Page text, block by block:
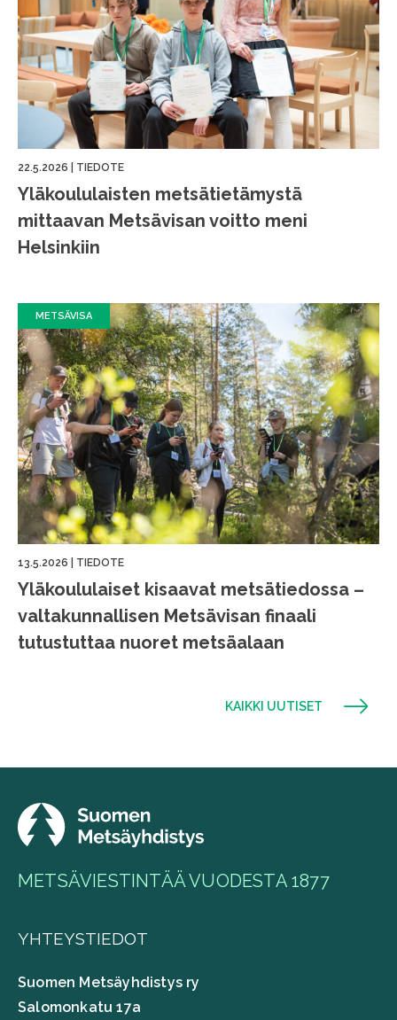
22.5.2026 TIEDOTE
Yläkoululaisten metsätietämystä
mittaavan Metsävisan voitto meni
Helsinkiin
METSÄVISA
13.5.2026 TIEDOTE
Yläkoululaiset kisaavat metsätiedossa –
valtakunnallisen Metsävisan finaali
tutustuttaa nuoret metsäalaan
KAIKKI UUTISET
METSÄVIESTINTÄÄ VUODESTA 1877
YHTEYSTIEDOT
Suomen Metsäyhdistys ry
Salomonkatu 17a